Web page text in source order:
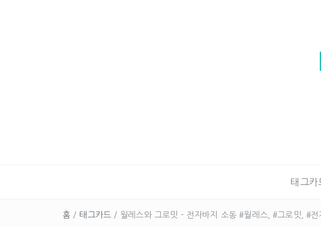
태그카
홈 / 태그카드 / 월레스와 그로밋 – 전자바지 소동 #월레스, #그로밋, #